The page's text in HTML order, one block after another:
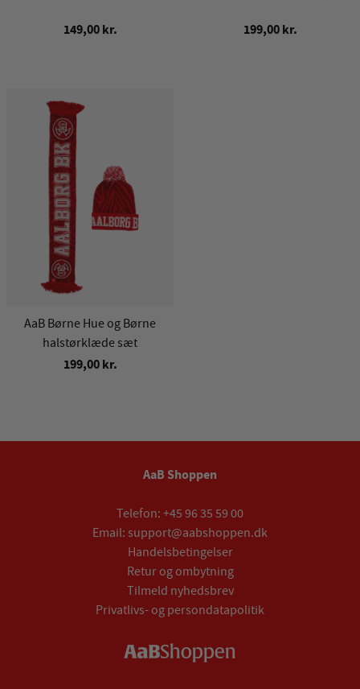
149,00 kr. 199,00 kr.
AaB Børne Hue og Børne
halstørklæde sæt
199,00 kr.
AaB Shoppen
Telefon: +45 96 35 59 00
Email: support@aabshoppen.dk
Handelsbetingelser
Retur og ombytning
Tilmeld nyhedsbrev
Privatlivs- og persondatapolitik